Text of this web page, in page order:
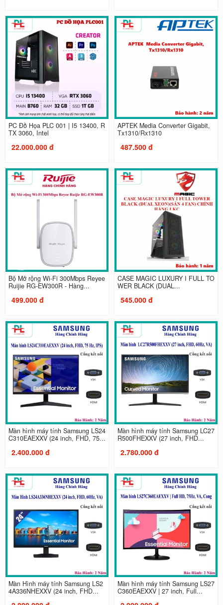
PC Đồ Họa PLC 001 | I5 13400, R
TX 3060, Intel
22.000.000 đ
APTEK Media Converter Gigabit,
Tx1310/Rx1310
487.500 đ
Bộ Mở rộng Wi-Fi 300Mbps Reyee
Ruijie RG-EW300R - Hàng...
499.000 đ
CASE MAGIC LUXURY I FULL TO
WER BLACK (DUAL...
545.000 đ
Màn hình máy tính Samsung LS24
C310EAEXXV (24 inch, FHD, 75...
2.400.000 đ
Màn hình máy tính Samsung LC27
R500FHEXXV (27 inch, FHD...
2.780.000 đ
Màn Hình máy tính Samsung LS2
4A336NHEXXV (24 inch, FHD...
Màn hình máy tính Samsung LS27
C360EAEXXV | 27 inch, Full...